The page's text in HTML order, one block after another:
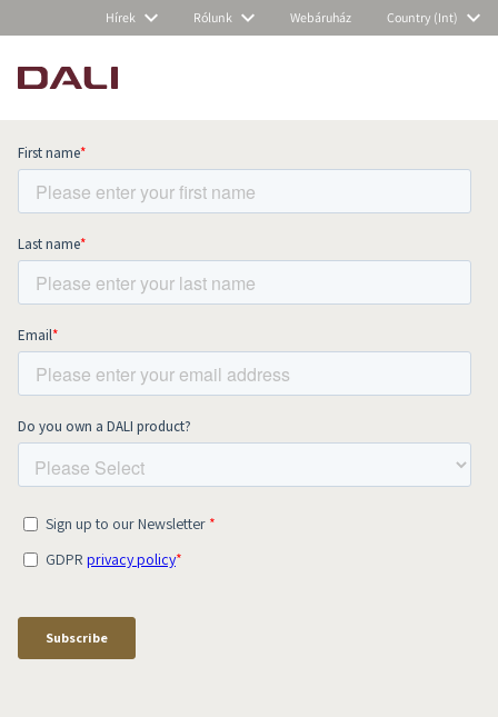
Hírek Rólunk Webáruház Country (Int)
Subscribe to our newsletter and stay
up to date with all news and events.